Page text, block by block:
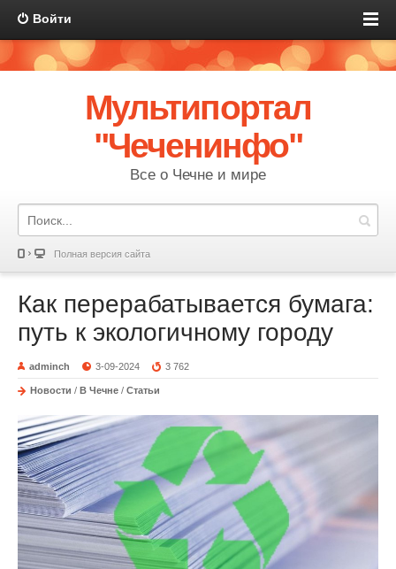
Войти
Мультипортал
"Чеченинфо"
Все о Чечне и мире
Полная версия сайта
Как перерабатывается бумага:
путь к экологичному городу
adminch 3-09-2024 3 762
Новости / В Чечне / Статьи